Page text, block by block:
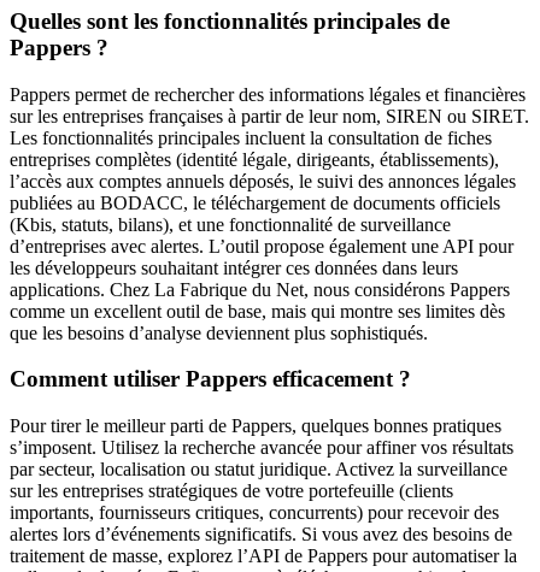
Quelles sont les fonctionnalités principales de
Pappers ?
Pappers permet de rechercher des informations légales et financières
sur les entreprises françaises à partir de leur nom, SIREN ou SIRET.
Les fonctionnalités principales incluent la consultation de fiches
entreprises complètes (identité légale, dirigeants, établissements),
l’accès aux comptes annuels déposés, le suivi des annonces légales
publiées au BODACC, le téléchargement de documents officiels
(Kbis, statuts, bilans), et une fonctionnalité de surveillance
d’entreprises avec alertes. L’outil propose également une API pour
les développeurs souhaitant intégrer ces données dans leurs
applications. Chez La Fabrique du Net, nous considérons Pappers
comme un excellent outil de base, mais qui montre ses limites dès
que les besoins d’analyse deviennent plus sophistiqués.
Comment utiliser Pappers efficacement ?
Pour tirer le meilleur parti de Pappers, quelques bonnes pratiques
s’imposent. Utilisez la recherche avancée pour affiner vos résultats
par secteur, localisation ou statut juridique. Activez la surveillance
sur les entreprises stratégiques de votre portefeuille (clients
importants, fournisseurs critiques, concurrents) pour recevoir des
alertes lors d’événements significatifs. Si vous avez des besoins de
traitement de masse, explorez l’API de Pappers pour automatiser la